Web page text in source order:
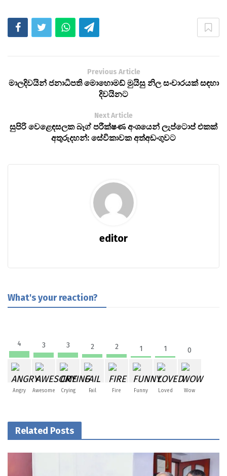
Previous Article
මාලදිවයින් ජනාධිපති මොහොමඩ් මුයිසු නිල සංචාරයක් සඳහා
දිවයිනට
Next Article
සුපිරි වෙළෙඳසලක බෑග් පරීක්ෂණ අංශයෙන් ලැප්ටොප් එකක්
අතුරුදහන්: සේවිකාවක අත්අඩංගුවට
editor
What's your reaction?
4
Angry
3
Awesome
3
Crying
2
Fail
2
Fire
1
Funny
1
Loved
0
Wow
Related Posts